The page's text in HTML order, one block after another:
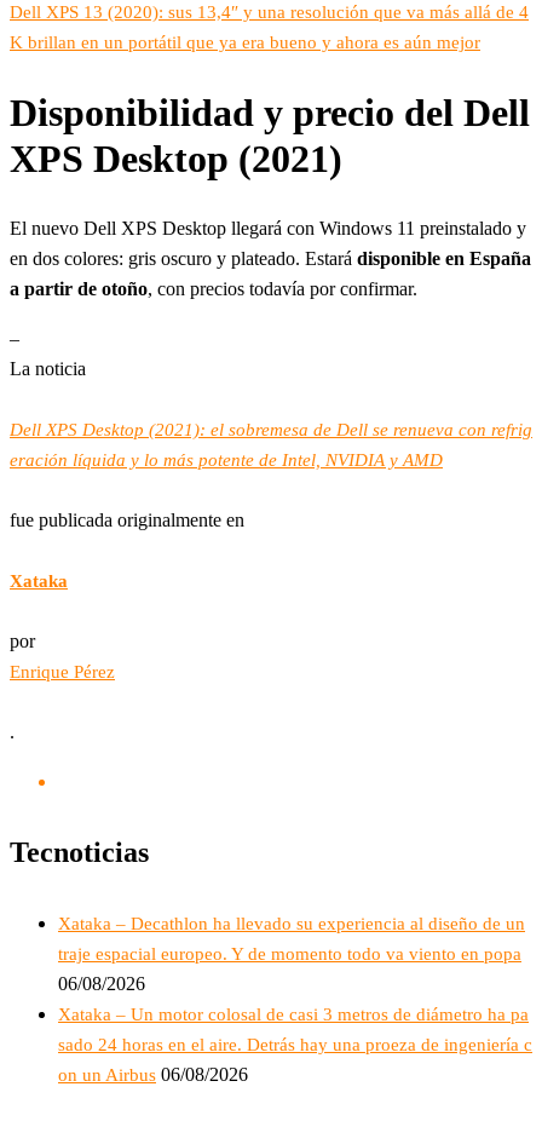
Dell XPS 13 (2020): sus 13,4″ y una resolución que va más allá de 4
K brillan en un portátil que ya era bueno y ahora es aún mejor
Disponibilidad y precio del Dell
XPS Desktop (2021)
El nuevo Dell XPS Desktop llegará con Windows 11 preinstalado y
en dos colores: gris oscuro y plateado. Estará disponible en España
a partir de otoño, con precios todavía por confirmar.
–
La noticia
Dell XPS Desktop (2021): el sobremesa de Dell se renueva con refrig
eración líquida y lo más potente de Intel, NVIDIA y AMD
fue publicada originalmente en
Xataka
por
Enrique Pérez
.
Tecnoticias
Xataka – Decathlon ha llevado su experiencia al diseño de un
traje espacial europeo. Y de momento todo va viento en popa
06/08/2026
Xataka – Un motor colosal de casi 3 metros de diámetro ha pa
sado 24 horas en el aire. Detrás hay una proeza de ingeniería c
on un Airbus 06/08/2026